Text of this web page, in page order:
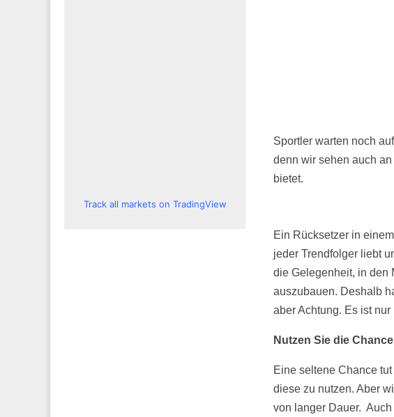
Sportler warten noch
denn wir sehen auch
bietet.
Ein Rücksetzer in
jeder Trendfolger liebt
die Gelegenheit, in den
auszubauen. Deshalb
aber Achtung. Es ist
Nutzen Sie die
Eine seltene Chance
diese zu nutzen. Aber
von langer Dauer.
Track all markets on TradingView